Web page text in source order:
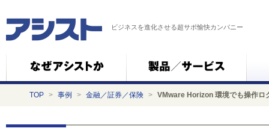
ビジネスを進化させる超サポ愉快カンパニー
TOP > 事例 > 金融／証券／保険 > VMware Horizon 環境でも操作ロ